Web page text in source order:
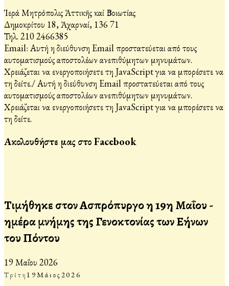
Ἱερά Μητρόπολις Ἀττικῆς καί Βοιωτίας
Δημοκρίτου 18, Ἀχαρναί, 136 71
Τηλ. 210 2466385
Email: Αυτή η διεύθυνση Email προστατεύεται από τους
αυτοματισμούς αποστολέων ανεπιθύμητων μηνυμάτων.
Χρειάζεται να ενεργοποιήσετε τη JavaScript για να μπορέσετε να
τη δείτε./Αυτή η διεύθυνση Email προστατεύεται από τους
αυτοματισμούς αποστολέων ανεπιθύμητων μηνυμάτων.
Χρειάζεται να ενεργοποιήσετε τη JavaScript για να μπορέσετε να
τη δείτε.
Ακολουθήστε μας στο Facebook
Τιμήθηκε στον Ασπρόπυργο η 19η Μαΐου -
ημέρα μνήμης της Γενοκτονίας των Ελλήνων
του Πόντου
19 Μαΐου 2026
Τρίτη 19Μάιος2026